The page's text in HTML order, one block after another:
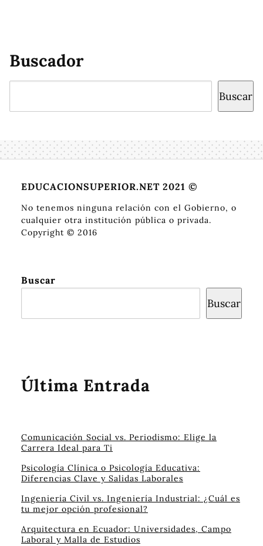
Buscador
Buscar
EDUCACIONSUPERIOR.NET 2021 ©
No tenemos ninguna relación con el Gobierno, o
cualquier otra institución pública o privada.
Copyright © 2016
Buscar
Buscar
Última Entrada
Comunicación Social vs. Periodismo: Elige la
Carrera Ideal para Ti
Psicología Clínica o Psicología Educativa:
Diferencias Clave y Salidas Laborales
Ingeniería Civil vs. Ingeniería Industrial: ¿Cuál es
tu mejor opción profesional?
Arquitectura en Ecuador: Universidades, Campo
Laboral y Malla de Estudios